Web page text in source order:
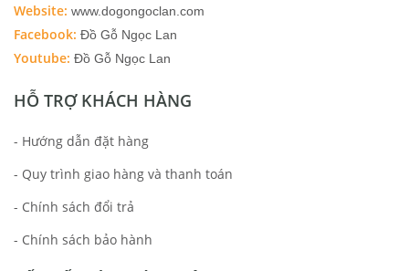
Website: www.dogongoclan.com
Facebook: Đồ Gỗ Ngọc Lan
Youtube: Đồ Gỗ Ngọc Lan
HỖ TRỢ KHÁCH HÀNG
- Hướng dẫn đặt hàng
- Quy trình giao hàng và thanh toán
- Chính sách đổi trả
- Chính sách bảo hành